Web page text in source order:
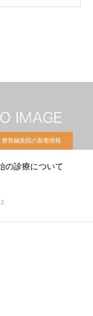
整骨鍼灸院の新着情報
の診療について